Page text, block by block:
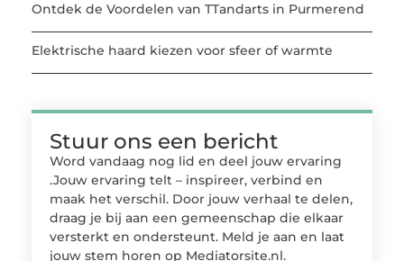
Ontdek de Voordelen van TTandarts in Purmerend
Elektrische haard kiezen voor sfeer of warmte
Stuur ons een bericht
Word vandaag nog lid en deel jouw ervaring
.Jouw ervaring telt – inspireer, verbind en
maak het verschil. Door jouw verhaal te delen,
draag je bij aan een gemeenschap die elkaar
versterkt en ondersteunt. Meld je aan en laat
jouw stem horen op Mediatorsite.nl.